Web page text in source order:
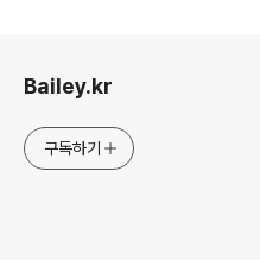
Bailey.kr
구독하기